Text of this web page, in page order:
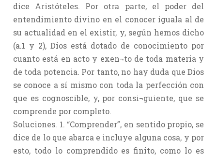
dice Aristóteles. Por otra parte, el poder del
entendimiento divino en el conocer iguala al de
su actualidad en el existir, y, según hemos dicho
(a.1 y 2), Dios está dotado de conocimiento por
cuanto está en acto y exen¬to de toda materia y
de toda potencia. Por tanto, no hay duda que Dios
se conoce a sí mismo con toda la perfección con
que es cognoscible, y, por consi¬guiente, que se
comprende por completo.
Soluciones. 1. “Comprender”, en sentido propio, se
dice de lo que abarca e incluye alguna cosa, y por
esto, todo lo comprendido es finito, como lo es